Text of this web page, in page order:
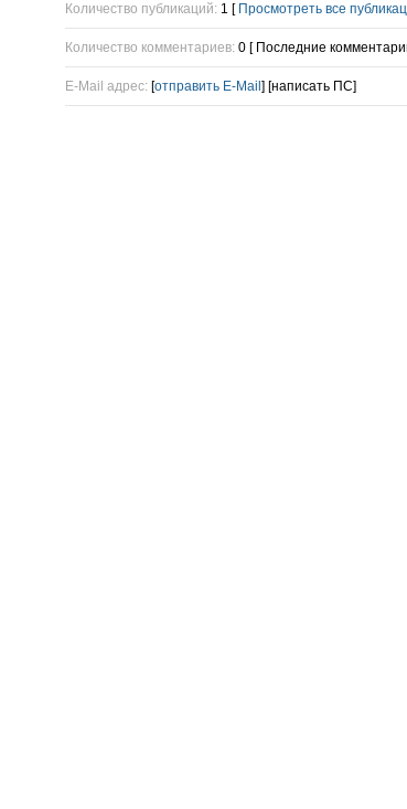
Количество публикаций: 1 [ Просмотреть все
Количество комментариев: 0 [ Последние
E-Mail адрес: [отправить E-Mail ] [написать ПС]